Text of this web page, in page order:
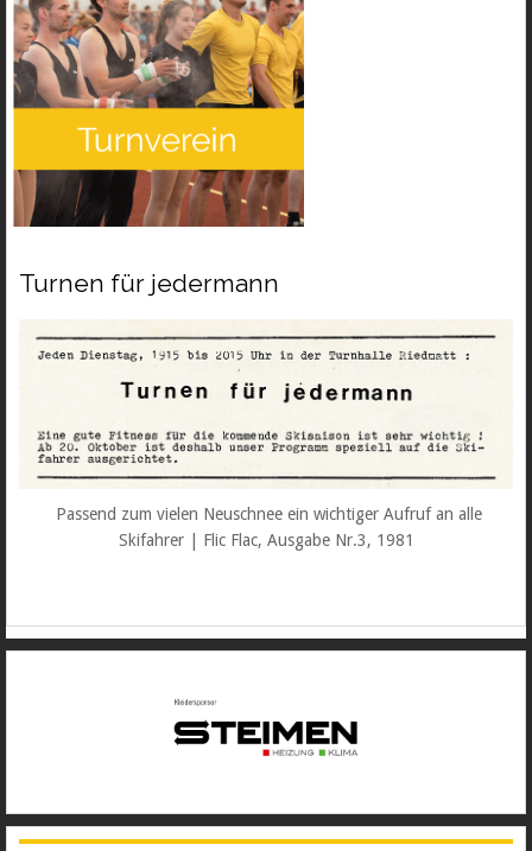
Turnen für jedermann
Passend zum vielen Neuschnee ein wichtiger Aufruf an alle
Skifahrer | Flic Flac, Ausgabe Nr.3, 1981